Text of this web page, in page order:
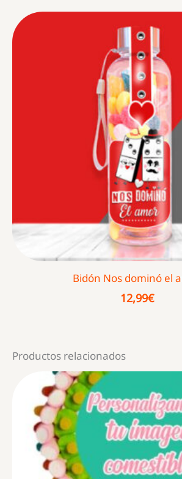
Bidón Nos dominó el
12,99€
Productos relacionados